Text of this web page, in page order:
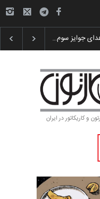
جوایز سوم…
کاریکاتور در ایران